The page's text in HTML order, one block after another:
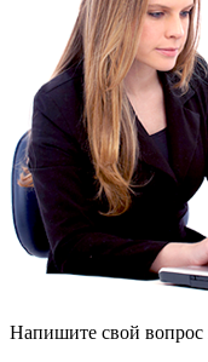
Напишите свой вопрос